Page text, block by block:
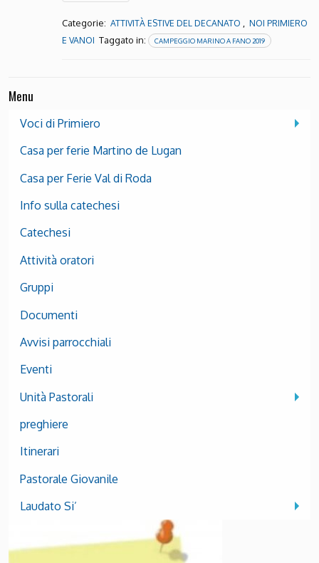
Categorie: ATTIVITÀ ESTIVE DEL DECANATO , NOI PRIMIERO
E VANOI Taggato in: CAMPEGGIO MARINO A FANO 2019
Menu
Voci di Primiero
Casa per ferie Martino de Lugan
Casa per Ferie Val di Roda
Info sulla catechesi
Catechesi
Attività oratori
Gruppi
Documenti
Avvisi parrocchiali
Eventi
Unità Pastorali
preghiere
Itinerari
Pastorale Giovanile
Laudato Si’